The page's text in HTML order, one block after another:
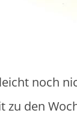
noch
den